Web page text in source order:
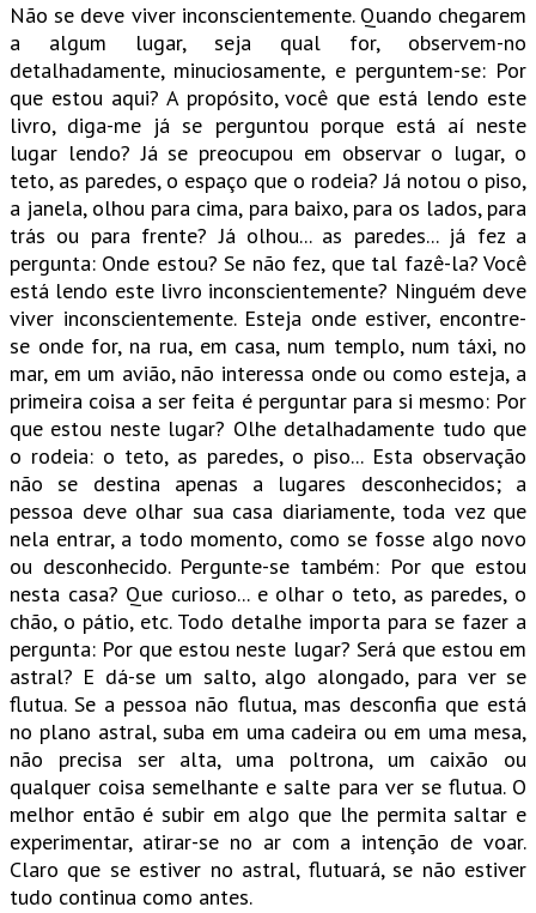
Não se deve viver inconscientemente. Quando chegarem
a algum lugar, seja qual for, observem-no
detalhadamente, minuciosamente, e perguntem-se: Por
que estou aqui? A propósito, você que está lendo este
livro, diga-me já se perguntou porque está aí neste
lugar lendo? Já se preocupou em observar o lugar, o
teto, as paredes, o espaço que o rodeia? Já notou o piso,
a janela, olhou para cima, para baixo, para os lados, para
trás ou para frente? Já olhou... as paredes... já fez a
pergunta: Onde estou? Se não fez, que tal fazê-la? Você
está lendo este livro inconscientemente? Ninguém deve
viver inconscientemente. Esteja onde estiver, encontre-
se onde for, na rua, em casa, num templo, num táxi, no
mar, em um avião, não interessa onde ou como esteja, a
primeira coisa a ser feita é perguntar para si mesmo: Por
que estou neste lugar? Olhe detalhadamente tudo que
o rodeia: o teto, as paredes, o piso... Esta observação
não se destina apenas a lugares desconhecidos; a
pessoa deve olhar sua casa diariamente, toda vez que
nela entrar, a todo momento, como se fosse algo novo
ou desconhecido. Pergunte-se também: Por que estou
nesta casa? Que curioso... e olhar o teto, as paredes, o
chão, o pátio, etc. Todo detalhe importa para se fazer a
pergunta: Por que estou neste lugar? Será que estou em
astral? E dá-se um salto, algo alongado, para ver se
flutua. Se a pessoa não flutua, mas desconfia que está
no plano astral, suba em uma cadeira ou em uma mesa,
não precisa ser alta, uma poltrona, um caixão ou
qualquer coisa semelhante e salte para ver se flutua. O
melhor então é subir em algo que lhe permita saltar e
experimentar, atirar-se no ar com a intenção de voar.
Claro que se estiver no astral, flutuará, se não estiver
tudo continua como antes.